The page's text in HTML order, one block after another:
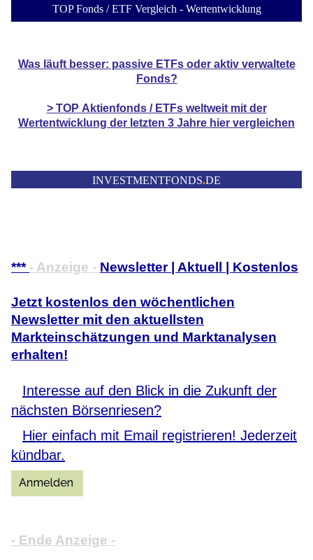
TOP Fonds / ETF Vergleich - Wertentwicklung
Was läuft besser: passive ETFs oder aktiv verwaltete
Fonds?
> TOP Aktienfonds / ETFsweltweit mit der
Wertentwicklung der letzten 3 Jahre hier vergleichen
INVESTMENTFONDS.DE
*** - Anzeige - Newsletter | Aktuell | Kostenlos
Jetzt kostenlos den wöchentlichen
Newsletter mit den aktuellsten
Markteinschätzungen und Marktanalysen
erhalten!
Interesse auf den Blick in die Zukunft der
nächsten Börsenriesen?
Hier einfach mit Email registrieren! Jederzeit
kündbar.
- Ende Anzeige -